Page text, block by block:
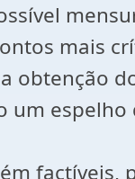
mais
obtenção
espelho